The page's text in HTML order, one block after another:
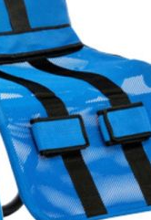
5
514422
Среда
НАЕМ